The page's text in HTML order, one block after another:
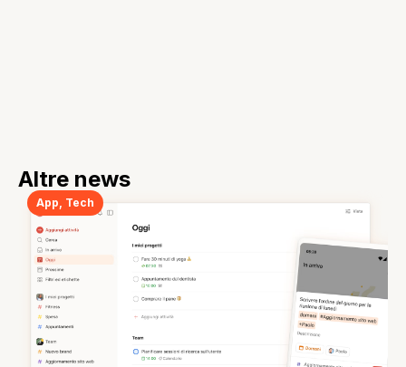
Altre news
App Tech